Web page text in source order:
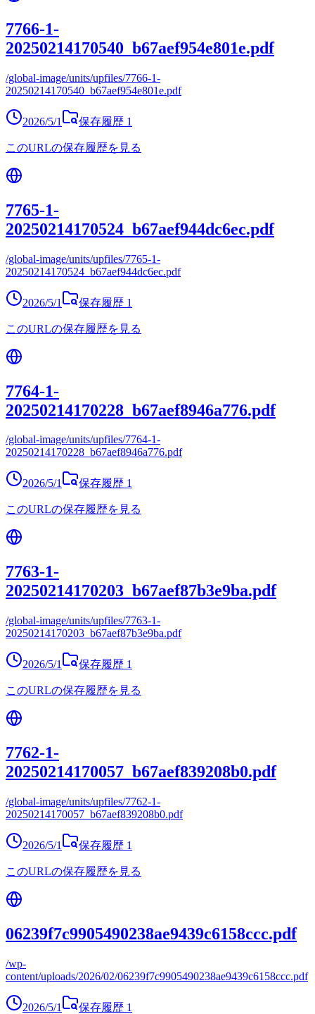
7766-1-
20250214170540_b67aef954e801e.pdf
/global-image/units/upfiles/7766-1-
20250214170540_b67aef954e801e.pdf
2026/5/1 保存履歴 1
このURLの保存履歴を見る
7765-1-
20250214170524_b67aef944dc6ec.pdf
/global-image/units/upfiles/7765-1-
20250214170524_b67aef944dc6ec.pdf
2026/5/1 保存履歴 1
このURLの保存履歴を見る
7764-1-
20250214170228_b67aef8946a776.pdf
/global-image/units/upfiles/7764-1-
20250214170228_b67aef8946a776.pdf
2026/5/1 保存履歴 1
このURLの保存履歴を見る
7763-1-
20250214170203_b67aef87b3e9ba.pdf
/global-image/units/upfiles/7763-1-
20250214170203_b67aef87b3e9ba.pdf
2026/5/1 保存履歴 1
このURLの保存履歴を見る
7762-1-
20250214170057_b67aef839208b0.pdf
/global-image/units/upfiles/7762-1-
20250214170057_b67aef839208b0.pdf
2026/5/1 保存履歴 1
このURLの保存履歴を見る
06239f7c9905490238ae9439c6158ccc.pdf
/wp-
content/uploads/2026/02/06239f7c9905490238ae9439c6158ccc.pdf
2026/5/1 保存履歴 1